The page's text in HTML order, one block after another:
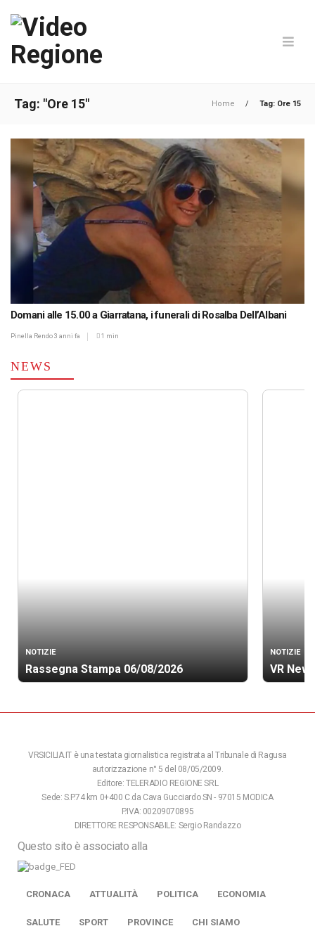
Tag: "Ore 15" Home / Tag: Ore 15
Domani alle 15.00 a Giarratana, i funerali di Rosalba Dell’Albani
Pinella Rendo 3 anni fa 1 min
NEWS
NOTIZIE
Rassegna Stampa 06/08/2026
NOTIZIE
VR
VRSICILIA.IT è una testata giornalistica registrata al Tribunale di Ragusa
autorizzazione n° 5 del 08/05/2009.
Editore: TELERADIO REGIONE SRL
Sede: S.P.74 km 0+400 C.da Cava Gucciardo SN - 97015 MODICA
P.IVA: 00209070895
DIRETTORE RESPONSABILE: Sergio Randazzo
Questo sito è associato alla
CRONACA ATTUALITÀ POLITICA ECONOMIA
SALUTE SPORT PROVINCE CHI SIAMO